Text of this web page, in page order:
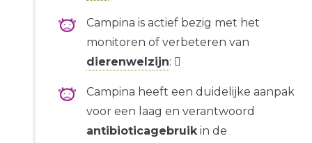
Campina is actief bezig met het
monitoren of verbeteren van
dierenwelzijn:
Campina heeft een duidelijke aanpak
voor een laag en verantwoord
antibioticagebruikin de